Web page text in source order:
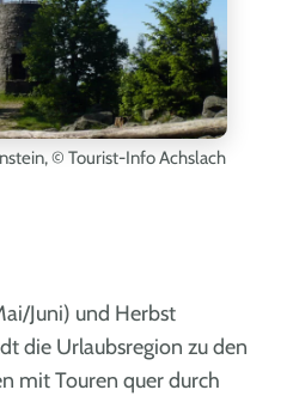
© Tourist-Info Achslach
Juni) und Herbst
die Urlaubsregion zu den
mit Touren quer durch